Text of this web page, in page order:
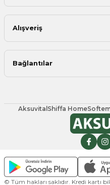
Alışveriş
Bağlantılar
Aksuvital Shiffa Home
© Tüm hakları saklıdır. Kredi kartı